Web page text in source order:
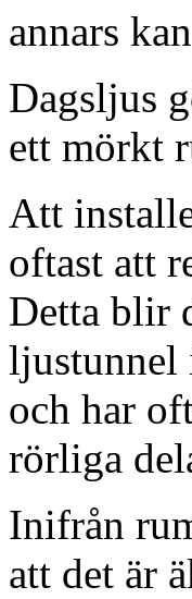
annars
Dagsljus
ett mörkt
Att
oftast att
Detta blir
ljustunnel
och har
rörliga
Inifrån
att det är